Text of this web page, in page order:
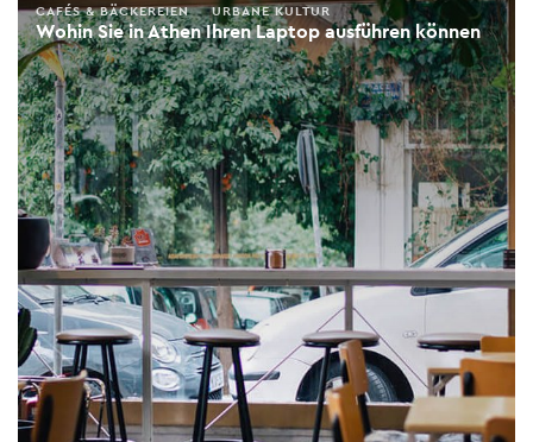
Wohin Sie in Athen Ihren Laptop ausführen können
CAFÉS & BÄCKEREIEN URBANE KULTUR